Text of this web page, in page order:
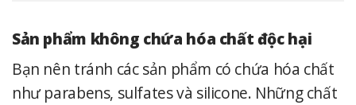
Sản phẩm không chứa hóa chất độc hại
Bạn nên tránh các sản phẩm có chứa hóa chất
như parabens, sulfates và silicone. Những chất